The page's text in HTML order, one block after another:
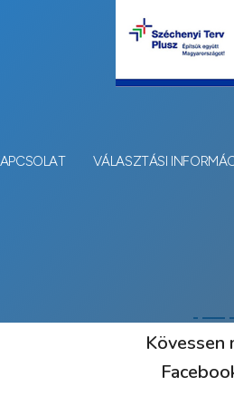
VÁLASZTÁSI
Kövessen